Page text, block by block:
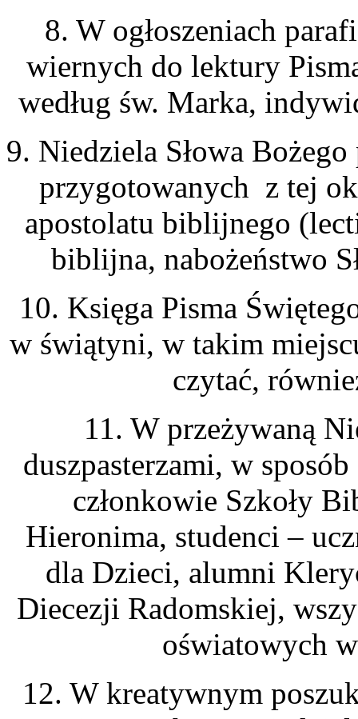
8. W ogłoszeniach
wiernych do lektury
według św. Marka,
9. Niedziela Słowa
przygotowanych z tej
apostolatu biblijnego
biblijna, nabożeństwo
10. Księga Pisma
w świątyni, w takim
czytać,
11. W przeżywaną
duszpasterzami, w
członkowie Szkoły
Hieronima, studenci –
dla Dzieci, alumni
Diecezji Radomskiej,
oświatowych
12. W kreatywnym